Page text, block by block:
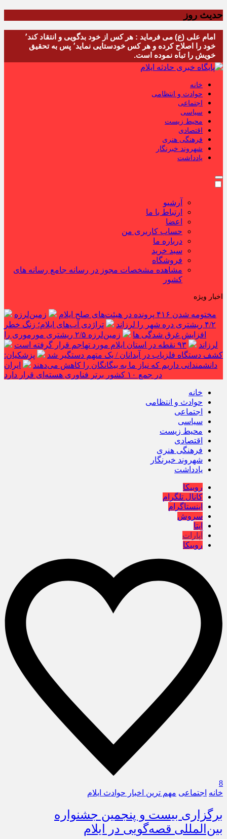
حدیث روز
امام علی (ع) می فرماید : هر کس از خود بدگویی و انتقاد کند٬
خود را اصلاح کرده و هر کس خودستایی نماید٬ پس به تحقیق
خویش را تباه نموده است.
خانه
حوادث و انتظامی
اجتماعی
سیاسی
محیط زیست
اقتصادی
فرهنگی هنری
شهروند خبرنگار
یادداشت
آرشیو
ارتباط با ما
اعضا
حساب کاربری من
درباره ما
سبد خرید
فروشگاه
مشاهده مشخصات مجوز در رسانه جامع رسانه های
کشور
اخبار ویژه
مختومه شدن ۴۱۶ پرونده در هیئت‌های صلح ایلام
زمین‌لرزه
۴/۲ ریشتری دره شهر را لرزاند
تراژدی آب‌های ایلام؛ زنگ خطر
افزایش غرق شدگی ها
زمین‌لرزه ۲/۵ ریشتری مورموری را
لرزاند
۹۳ نقطه در استان ایلام مورد تهاجم قرار گرفته است
کشف دستگاه فلزیاب در آبدانان / یک متهم دستگیر شد
پزشکیان:
دانشمندانی داریم که نیاز ما به بیگانگان را کاهش می‌دهند
ایران
در جمع ۱۰ کشور برتر فناوری هسته‌ای قرار دارد
خانه
حوادث و انتظامی
اجتماعی
سیاسی
محیط زیست
اقتصادی
فرهنگی هنری
شهروند خبرنگار
یادداشت
روبیکا
کانال تلگرام
اینستاگرام
سروش
ایتا
آپارات
روبیکا
8
خانه اجتماعی مهم ترین اخبار حوادث ایلام
برگزاری بیست و پنجمین جشنواره
بین‌المللی قصه‌گویی در ایلام